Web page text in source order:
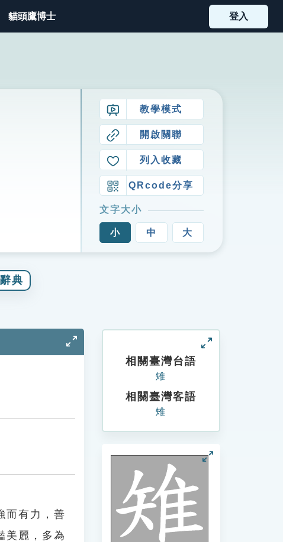
貓頭鷹博士 登入
教學模式
開啟關聯
列入收藏
QRcode分享
文字大小
小 中 大
典
而有力，善
美麗，多為
相關臺灣台語
雉
相關臺灣客語
雉